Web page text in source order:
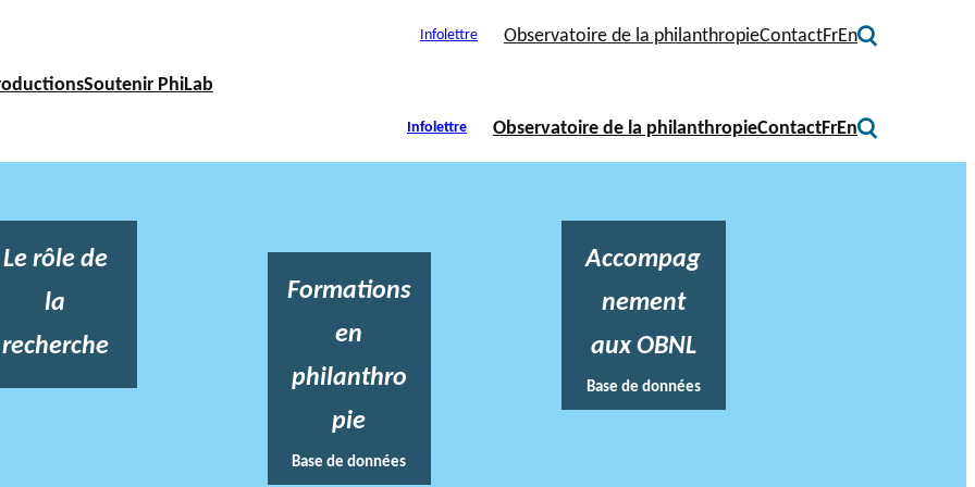
Infolettre Observatoire de la philanthropieContactFrEn
Soutenir PhiLab
Infolettre Observatoire de la philanthropieContactFrEn
Le rôle de
la
recherche
Formations
en
philanthro
pie
Base de données
Accompag
nement
aux OBNL
Base de données